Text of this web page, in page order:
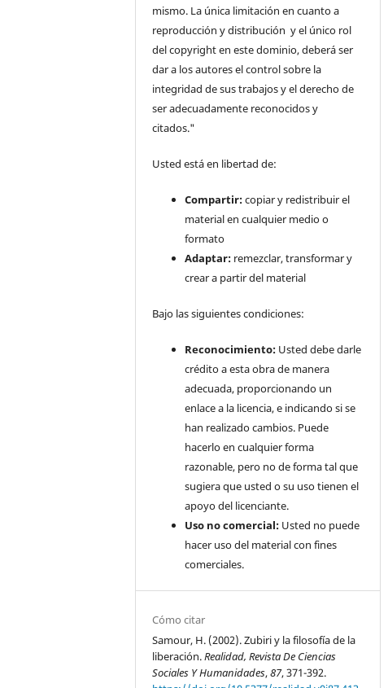
mismo. La única limitación en cuanto a
reproducción y distribución y el único rol
del copyright en este dominio, deberá ser
dar a los autores el control sobre la
integridad de sus trabajos y el derecho de
ser adecuadamente reconocidos y
citados."
Usted está en libertad de:
Compartir:copiar y redistribuir el
material en cualquier medio o
formato
Adaptar: remezclar, transformar y
crear a partir del material
Bajo las siguientes condiciones:
Reconocimiento: Usted debe darle
crédito a esta obra de manera
adecuada, proporcionando un
enlace a la licencia, e indicando si se
han realizado cambios. Puede
hacerlo en cualquier forma
razonable, pero no de forma tal que
sugiera que usted o su uso tienen el
apoyo del licenciante.
Uso no comercial: Usted no puede
hacer uso del material con fines
comerciales.
Cómo citar
Samour, H. (2002). Zubiri y la filosofía de la
liberación.Realidad, Revista De Ciencias
Sociales Y Humanidades,87, 371-392.